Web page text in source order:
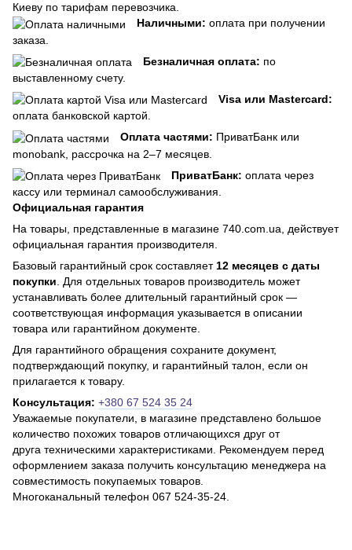
Киеву по тарифам перевозчика.
Наличными: оплата при получении
заказа.
Безналичная оплата: по
выставленному счету.
Visa или Mastercard:
оплата банковской картой.
Оплата частями: ПриватБанк или
monobank, рассрочка на 2–7 месяцев.
ПриватБанк: оплата через
кассу или терминал самообслуживания.
Официальная гарантия
На товары, представленные в магазине 740.com.ua, действует
официальная гарантия производителя.
Базовый гарантийный срок составляет 12 месяцев с даты
покупки . Для отдельных товаров производитель может
устанавливать более длительный гарантийный срок —
соответствующая информация указывается в описании
товара или гарантийном документе.
Для гарантийного обращения сохраните документ,
подтверждающий покупку, и гарантийный талон, если он
прилагается к товару.
Консультация: +380 67 524 35 24
Уважаемые покупатели, в магазине представлено большое
количество похожих товаров отличающихся друг от
друга техническими характеристиками. Рекомендуем перед
оформлением заказа получить консультацию менеджера на
совместимость покупаемых товаров.
Многоканальный телефон 067 524-35-24.